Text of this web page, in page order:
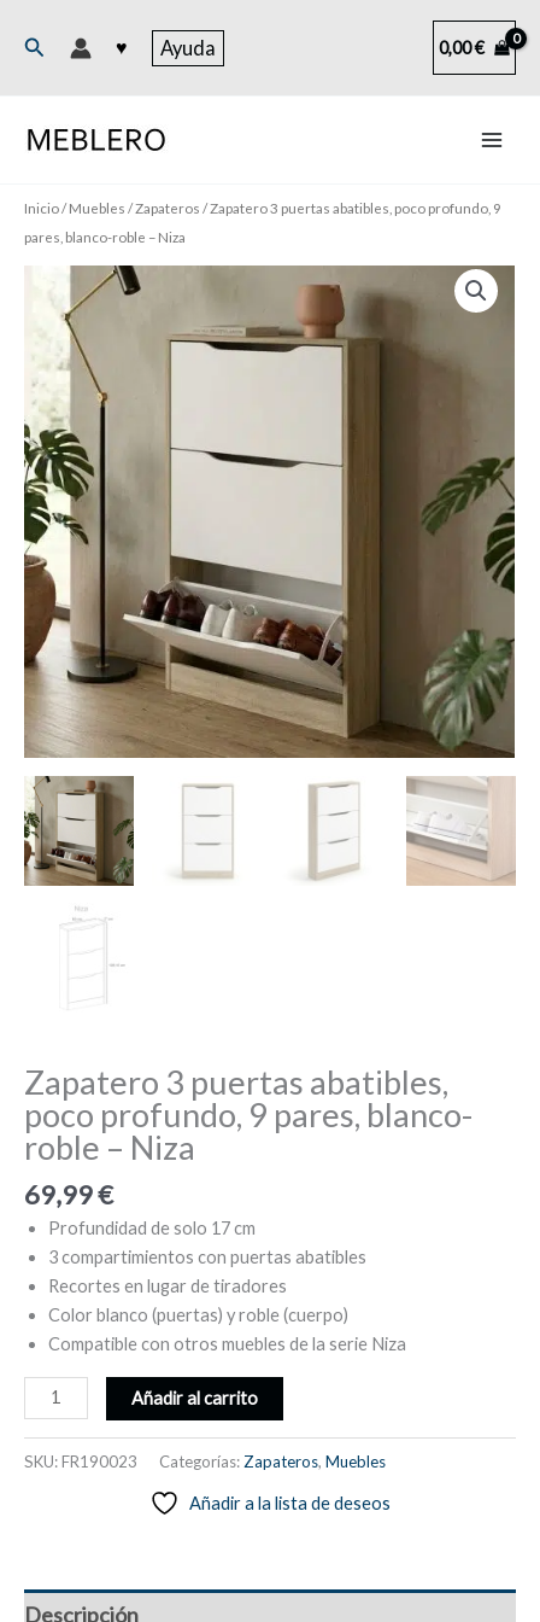
Buscar ♥ Ayuda 0,00€
Inicio/Muebles /Zapateros / Zapatero 3 puertas abatibles, poco profundo, 9
pares, blanco-roble – Niza
Zapatero 3 puertas abatibles,
poco profundo, 9 pares, blanco-
roble – Niza
69,99€
Profundidad de solo 17 cm
3 compartimientos con puertas abatibles
Recortes en lugar de tiradores
Color blanco (puertas) y roble (cuerpo)
Compatible con otros muebles de la serie Niza
Zapatero
3
pares,
Añadir al carrito
SKU:FR190023 Categorías: Zapateros, Muebles
Añadir a la lista de deseos
Descripción